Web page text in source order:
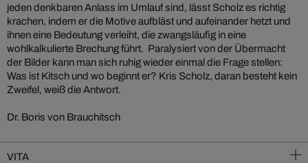
jeden denkbaren Anlass im Umlauf sind, lässt Scholz es richtig
krachen, indem er die Motive aufbläst und aufeinander hetzt und
ihnen eine Bedeutung verleiht, die zwangsläufig in eine
wohlkalkulierte Brechung führt. Paralysiert von der Übermacht
der Bilder kann man sich ruhig wieder einmal die Frage stellen:
Was ist Kitsch und wo beginnt er? Kris Scholz, daran besteht kein
Zweifel, weiß die Antwort.
Dr. Boris von Brauchitsch
VITA